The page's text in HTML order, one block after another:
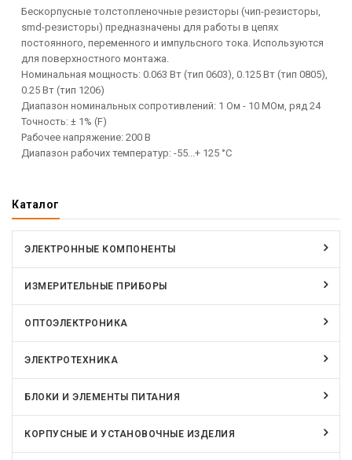
Бескорпусные толстопленочные резисторы (чип-резисторы,
smd-резисторы) предназначены для работы в цепях
постоянного, переменного и импульсного тока. Используются
для поверхностного монтажа.
Номинальная мощность: 0.063 Вт (тип 0603), 0.125 Вт (тип 0805),
0.25 Вт (тип 1206)
Диапазон номинальных сопротивлений: 1 Ом - 10 MOм, ряд 24
Точность: ± 1% (F)
Рабочее напряжение: 200 B
Диапазон рабочих температур: -55...+ 125 °C
Каталог
ЭЛЕКТРОННЫЕ КОМПОНЕНТЫ
ИЗМЕРИТЕЛЬНЫЕ ПРИБОРЫ
ОПТОЭЛЕКТРОНИКА
ЭЛЕКТРОТЕХНИКА
БЛОКИ И ЭЛЕМЕНТЫ ПИТАНИЯ
КОРПУСНЫЕ И УСТАНОВОЧНЫЕ ИЗДЕЛИЯ